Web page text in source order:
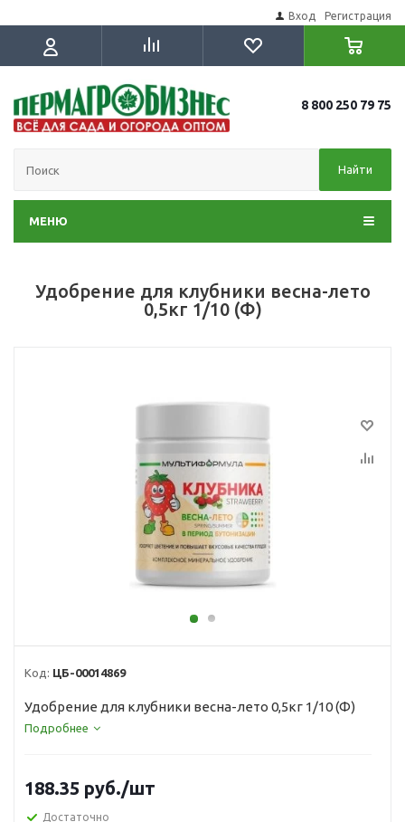
Вход Регистрация
8 800 250 79 75
Найти
МЕНЮ
Удобрение для клубники весна-лето
0,5кг 1/10 (Ф)
Код: ЦБ-00014869
Удобрение для клубники весна-лето 0,5кг 1/10 (Ф)
Подробнее
188.35 руб./шт
Достаточно